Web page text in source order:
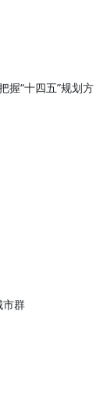
握“十四五”规划方
市群